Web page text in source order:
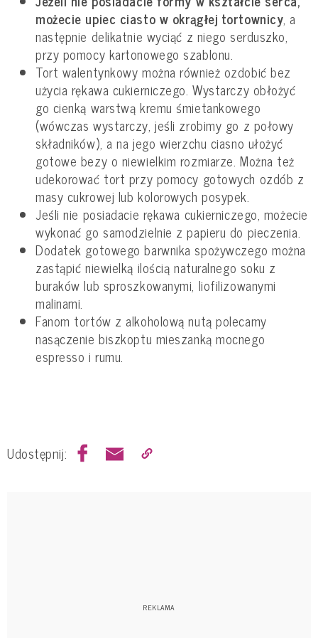
możecie upiec ciasto w okrągłej tortownicy, a
następnie delikatnie wyciąć z niego serduszko,
przy pomocy kartonowego szablonu.
Tort walentynkowy można również ozdobić bez
użycia rękawa cukierniczego. Wystarczy obłożyć
go cienką warstwą kremu śmietankowego
(wówczas wystarczy, jeśli zrobimy go z połowy
składników), a na jego wierzchu ciasno ułożyć
gotowe bezy o niewielkim rozmiarze. Można też
udekorować tort przy pomocy gotowych ozdób z
masy cukrowej lub kolorowych posypek.
Jeśli nie posiadacie rękawa cukierniczego, możecie
wykonać go samodzielnie z papieru do pieczenia.
Dodatek gotowego barwnika spożywczego można
zastąpić niewielką ilością naturalnego soku z
buraków lub sproszkowanymi, liofilizowanymi
malinami.
Fanom tortów z alkoholową nutą polecamy
nasączenie biszkoptu mieszanką mocnego
espresso i rumu.
Udostępnij: